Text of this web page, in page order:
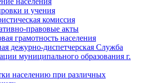
и учения
комиссия
правовые акты
грамотность населения
дежурно-диспетчерская Служба
муниципального образования г.
населению при различных